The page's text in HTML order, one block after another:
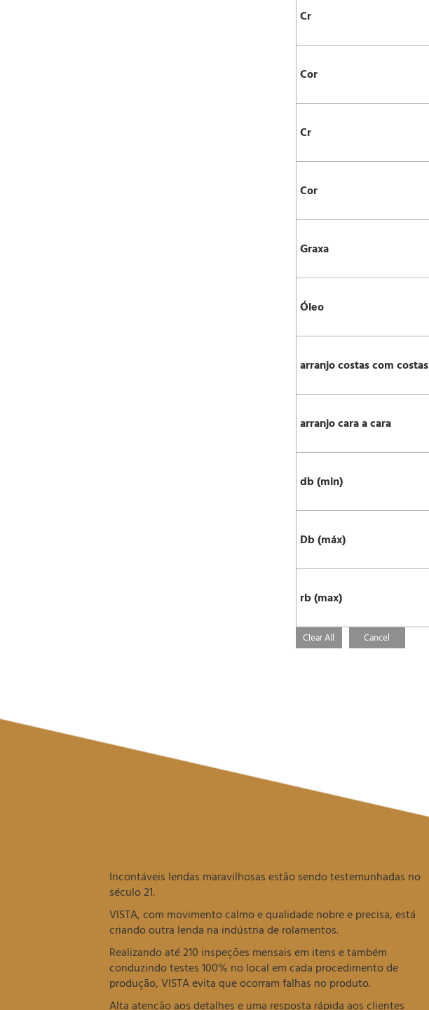
Cr
Cor
Cr
Cor
Graxa
Óleo
arranjo costas com costas
arranjo cara a cara
db (min)
Db (máx)
rb (max)
Clear All Cancel
Incontáveis lendas maravilhosas estão sendo testemunhadas no
século 21.
VISTA, com movimento calmo e qualidade nobre e precisa, está
criando outra lenda na indústria de rolamentos.
Realizando até 210 inspeções mensais em itens e também
conduzindo testes 100% no local em cada procedimento de
produção, VISTA evita que ocorram falhas no produto.
Alta atenção aos detalhes e uma resposta rápida aos clientes